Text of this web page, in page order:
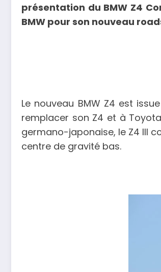
présentation du BMW Z4
BMW pour son nouveau
Le nouveau BMW Z4 est
remplacer son Z4 et à
germano-japonaise, le Z4 III
centre de gravité bas.